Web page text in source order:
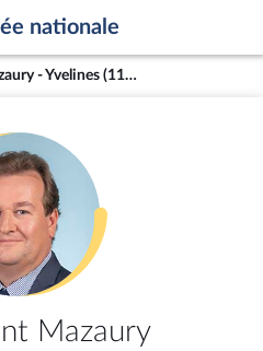
nationale
M. Laurent Mazaury - Yvelines (11e circonscription)
Mazaury